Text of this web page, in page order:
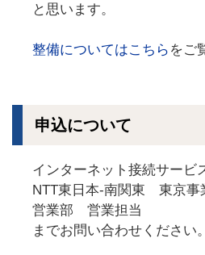
と思います。
整備についてはこちら をご
申込について
インターネット接続サービ
NTT東日本-南関東 東京
営業部 営業担当
までお問い合わせください。